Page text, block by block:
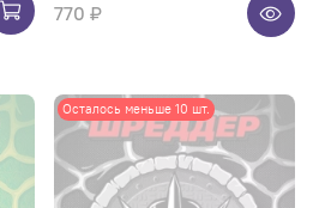
770 ₽
Осталось меньше 10 шт.